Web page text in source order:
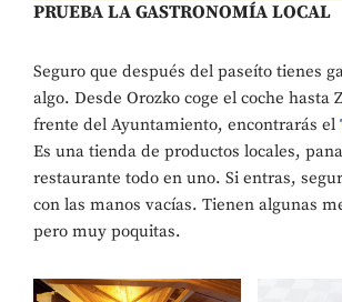
PRUEBA LA GASTRONOMÍA LOCAL
Seguro que después del paseíto tienes
algo. Desde Orozko coge el coche hasta
frente del Ayuntamiento, encontrarás el
Es una tienda de productos locales,
restaurante todo en uno. Si entras,
con las manos vacías. Tienen algunas
pero muy poquitas.